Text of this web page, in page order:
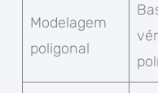
Modelagem
poligonal